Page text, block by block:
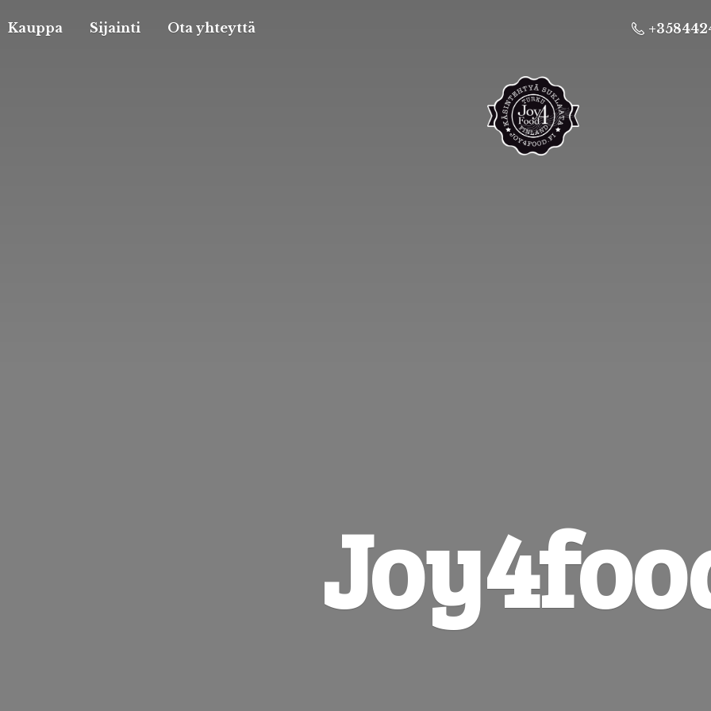
Kauppa Sijainti Ota yhteyttä